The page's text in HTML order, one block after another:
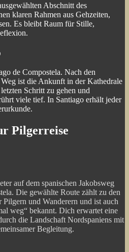
Abschnitt des
klaren Rahmen aus Gehzeiten,
Es bleibt Raum für Stille,
de Compostela. Nach den
ist die Ankunft in der Kathedrale
Schritt zu gehen und
viele tief. In Santiago erhält jeder
Pilgerreise
auf dem spanischen Jakobsweg
Die gewählte Route zählt zu den
Pilgern und Wanderern und ist auch
weg“ bekannt. Dich erwartet eine
die Landschaft Nordspaniens mit
Begleitung.